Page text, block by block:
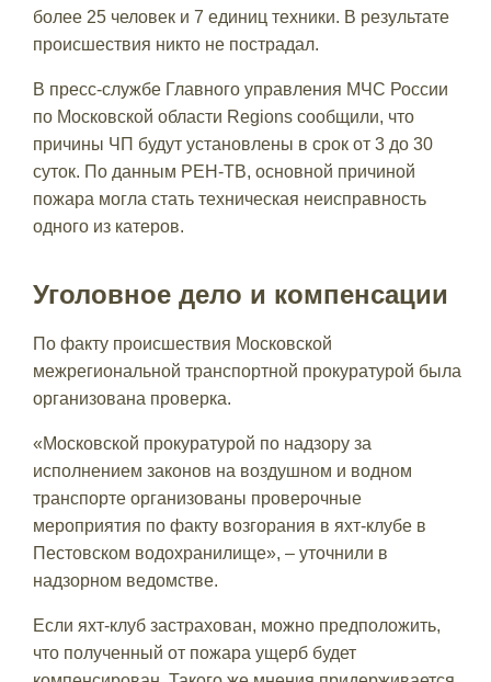
более 25 человек и 7 единиц техники. В результате
происшествия никто не пострадал.
В пресс-службе Главного управления МЧС России
по Московской области Regions сообщили, что
причины ЧП будут установлены в срок от 3 до 30
суток. По данным РЕН-ТВ, основной причиной
пожара могла стать техническая неисправность
одного из катеров.
Уголовное дело и компенсации
По факту происшествия Московской
межрегиональной транспортной прокуратурой была
организована проверка.
«Московской прокуратурой по надзору за
исполнением законов на воздушном и водном
транспорте организованы проверочные
мероприятия по факту возгорания в яхт-клубе в
Пестовском водохранилище», – уточнили в
надзорном ведомстве.
Если яхт-клуб застрахован, можно предположить,
что полученный от пожара ущерб будет